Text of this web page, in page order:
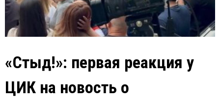
«Стыд!»: первая реакция у
ЦИК на новость о